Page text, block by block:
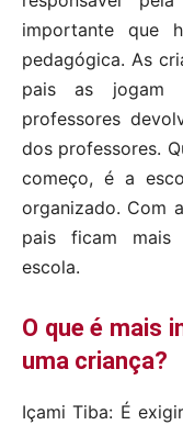
importante que
pedagógica. As
pais as jogam
professores
dos professores.
começo, é a
organizado. Com
pais ficam mais
escola.
O que é mais
uma criança?
Içami Tiba: É